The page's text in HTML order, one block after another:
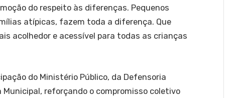
do respeito às diferenças. Pequenos
atípicas, fazem toda a diferença. Que
acolhedor e acessível para todas as crianças
do Ministério Público, da Defensoria
reforçando o compromisso coletivo